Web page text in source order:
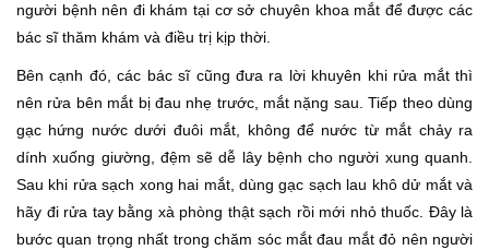
người bệnh nên đi khám tại cơ sở chuyên khoa mắt để được các
bác sĩ thăm khám và điều trị kịp thời.
Bên cạnh đó, các bác sĩ cũng đưa ra lời khuyên khi rửa mắt thì
nên rửa bên mắt bị đau nhẹ trước, mắt nặng sau. Tiếp theo dùng
gạc hứng nước dưới đuôi mắt, không để nước từ mắt chảy ra
dính xuống giường, đệm sẽ dễ lây bệnh cho người xung quanh.
Sau khi rửa sạch xong hai mắt, dùng gạc sạch lau khô dử mắt và
hãy đi rửa tay bằng xà phòng thật sạch rồi mới nhỏ thuốc. Đây là
bước quan trọng nhất trong chăm sóc mắt đau mắt đỏ nên người